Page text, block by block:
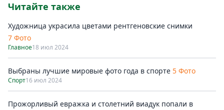
Читайте также
Художница украсила цветами рентгеновские снимки
7 Фото
Главное18 июл 2024
Выбраны лучшие мировые фото года в спорте 5 Фото
Спорт16 июл 2024
Прожорливый евражка и столетний виадук попали в